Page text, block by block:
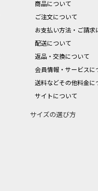
商品について
ご注文について
お支払い方法・ご請求
配送について
返品・交換について
会員情報・サービスに
送料などその他料金に
サイトについて
サイズの選び方